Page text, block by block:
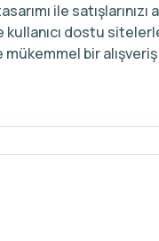
ile satışlarınızı
kullanıcı dostu
bir